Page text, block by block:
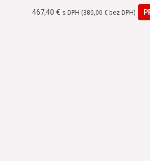
467,40€ s DPH (380,00€ bez DPH)